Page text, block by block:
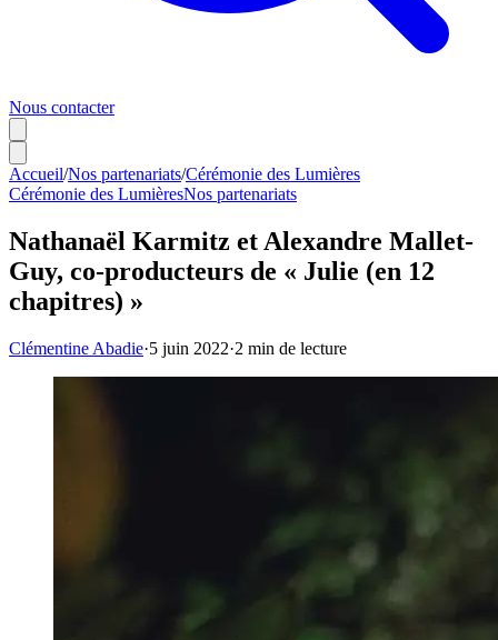
Nous contacter
Accueil/Nos partenariats/Cérémonie des Lumières
Cérémonie des LumièresNos partenariats
Nathanaël Karmitz et Alexandre Mallet-
Guy, co-producteurs de « Julie (en 12
chapitres) »
Clémentine Abadie·5 juin 2022·2 min de lecture